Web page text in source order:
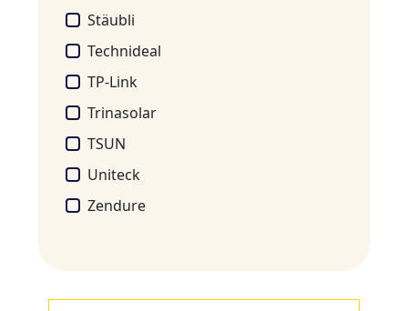
Stäubli
Technideal
TP-Link
Trinasolar
TSUN
Uniteck
Zendure